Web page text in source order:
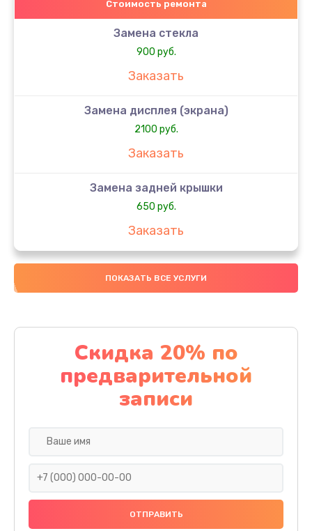
Стоимость ремонта
Замена стекла
900 руб.
Заказать
Замена дисплея (экрана)
2100 руб.
Заказать
Замена задней крышки
650 руб.
Заказать
Замена аккумулятора
4000 руб.
Замена материнской платы
1100 руб.
Заказать
Замена праймера
1000 руб.
ПОКАЗАТЬ ВСЕ УСЛУГИ
Скидка 20% по
предварительной
записи